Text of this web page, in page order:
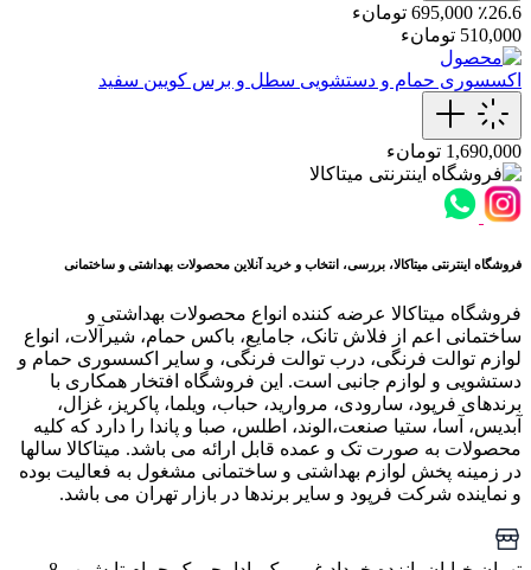
٪26.6 695,000 تومانء
510,000 تومانء
اکسسوری حمام و دستشویی سطل و برس کویین سفید
1,690,000 تومانء
فروشگاه اینترنتی میتاکالا، بررسی، انتخاب و خرید آنلاین محصولات بهداشتی و ساختمانی
فروشگاه میتاکالا عرضه کننده انواع محصولات بهداشتی و
ساختمانی اعم از فلاش تانک، جامایع، باکس حمام، شیرآلات، انواع
لوازم توالت فرنگی، درب توالت فرنگی، و سایر اکسسوری حمام و
دستشویی و لوازم جانبی است. این فروشگاه افتخار همکاری با
برندهای فرپود، سارودی، مروارید، حباب، ویلما، پاکریز، غزال،
آبدیس، آسا، ستیا صنعت،الوند، اطلس، صبا و پاندا را دارد که کلیه
محصولات به صورت تک و عمده قابل ارائه می باشد. میتاکالا سالها
در زمینه پخش لوازم بهداشتی و ساختمانی مشغول به فعالیت بوده
و نماینده شرکت فرپود و سایر برندها در بازار تهران می باشد.